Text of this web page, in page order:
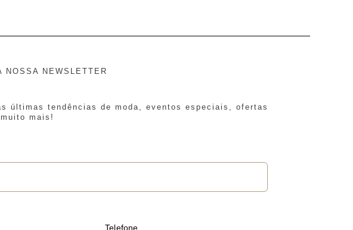
NOSSA NEWSLETTER
últimas tendências de moda, eventos especiais, ofertas
mais!
Telefone